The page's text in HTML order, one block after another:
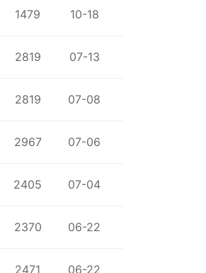
1479 10-18
2819 07-13
2819 07-08
2967 07-06
2405 07-04
2370 06-22
2471 06-22